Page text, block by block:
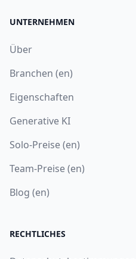
UNTERNEHMEN
Über
Branchen (en)
Eigenschaften
Generative KI
Solo-Preise (en)
Team-Preise (en)
Blog (en)
RECHTLICHES